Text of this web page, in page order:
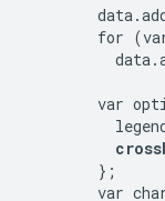
for
var
        };
var